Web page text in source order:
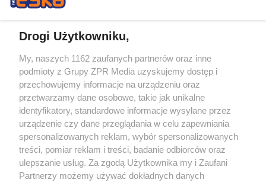
Drogi Użytkowniku,
My, naszych 1162 zaufanych partnerów oraz inne
podmioty z Grupy ZPR Media uzyskujemy dostęp i
przechowujemy informacje na urządzeniu oraz
przetwarzamy dane osobowe, takie jak unikalne
identyfikatory, standardowe informacje wysyłane przez
urządzenie czy dane przeglądania w celu zapewniania
spersonalizowanych reklam, wybór spersonalizowanych
treści, pomiar reklam i treści, badanie odbiorców oraz
ulepszanie usług. Za zgodą Użytkownika my i Zaufani
Partnerzy możemy używać dokładnych danych